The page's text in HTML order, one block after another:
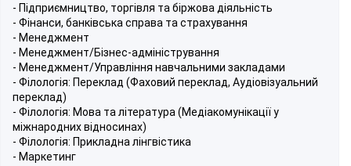
- Підприємництво, торгівля та біржова діяльність
- Фінанси, банківська справа та страхування
- Менеджмент
- Менеджмент/Бізнес-адміністрування
- Менеджмент/Управління навчальними закладами
- Філологія: Переклад (Фаховий переклад, Аудіовізуальний
переклад)
- Філологія: Мова та література (Медіакомунікації у
міжнародних відносинах)
- Філологія: Прикладна лінгвістика
- Маркетинг